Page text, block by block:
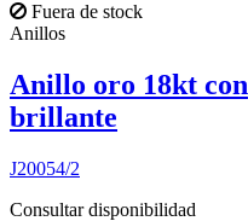
Fuera de stock
Anillos
Anillo oro 18kt con
brillante
J20054/2
Consultar disponibilidad